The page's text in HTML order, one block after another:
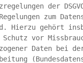
der
zum
Hierzu gehört
Schutz vor
Daten bei